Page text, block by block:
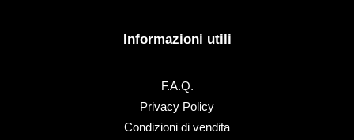
Informazioni utili
F.A.Q.
Privacy Policy
Condizioni di vendita